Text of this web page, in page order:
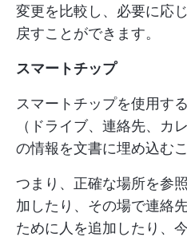
変更を比較し、必要に応
戻すことができます。
スマートチップ
スマートチップを使用す
（ドライブ、連絡先、カ
の情報を文書に埋め込む
つまり、正確な場所を参
加したり、その場で連絡
ために人を追加したり、